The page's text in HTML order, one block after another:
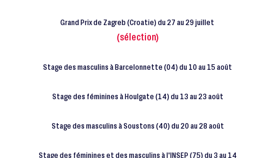
Grand Prix de Zagreb (Croatie) du 27 au 29 juillet
(sélection)
Stage des masculins à Barcelonnette (04) du 10 au 15 août
Stage des féminines à Houlgate (14) du 13 au 23 août
Stage des masculins à Soustons (40) du 20 au 28 août
Stage des féminines et des masculins à l'INSEP (75) du 3 au 14